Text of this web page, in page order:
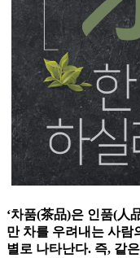
‘차품(茶品)은 인품(人
만 차를 우려내는 사람
별로 나타난다. 즉, 같